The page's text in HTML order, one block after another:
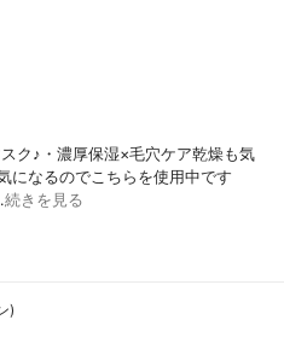
ク♪・濃厚保湿×毛穴ケア乾燥も気
になるのでこちらを使用中です
続きを見る
)